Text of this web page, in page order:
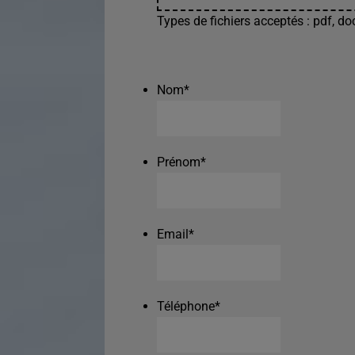
Types de fichiers acceptés : pdf,
Nom*
Prénom*
Email*
Téléphone*